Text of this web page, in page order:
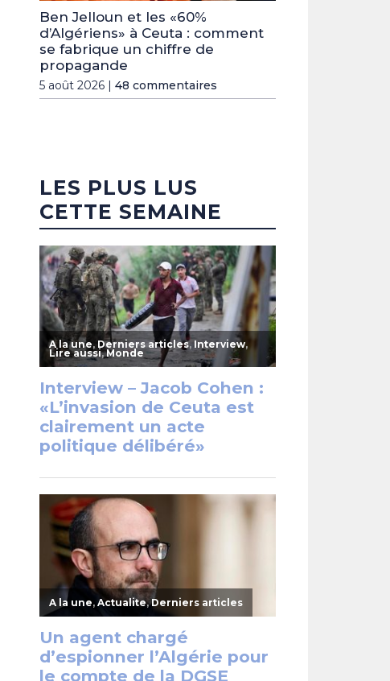
Ben Jelloun et les «60%
d’Algériens» à Ceuta : comment
se fabrique un chiffre de
propagande
5 août 2026 | 48 commentaires
LES PLUS LUS
CETTE SEMAINE